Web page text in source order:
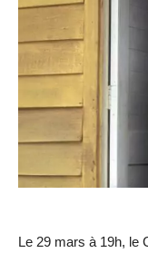
Le 29 mars à 19h, le